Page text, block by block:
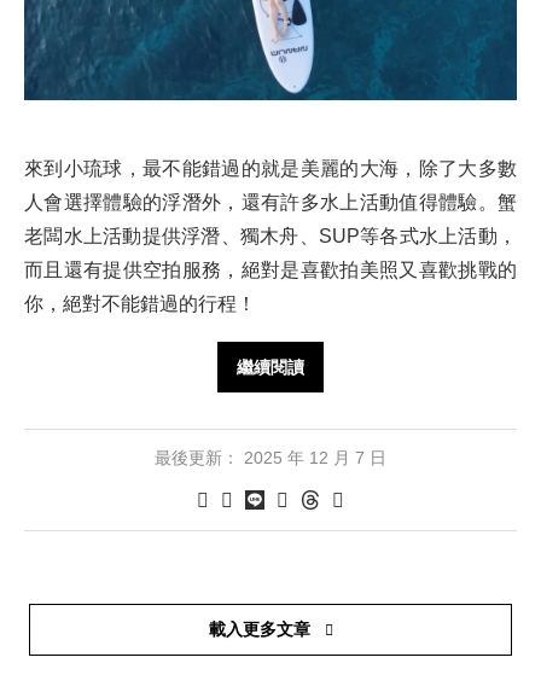
來到小琉球，最不能錯過的就是美麗的大海，除了大多數
人會選擇體驗的浮潛外，還有許多水上活動值得體驗。蟹
老闆水上活動提供浮潛、獨木舟、SUP等各式水上活動，
而且還有提供空拍服務，絕對是喜歡拍美照又喜歡挑戰的
你，絕對不能錯過的行程！
繼續閱讀
最後更新： 2025 年 12 月 7 日
載入更多文章